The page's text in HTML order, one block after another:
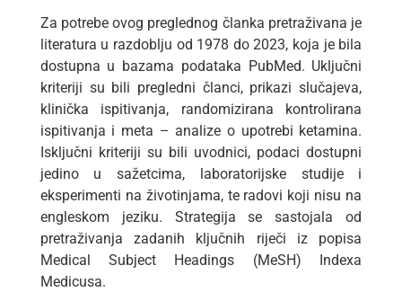
Za potrebe ovog preglednog članka pretraživana je
literatura u razdoblju od 1978 do 2023, koja je bila
dostupna u bazama podataka PubMed. Uključni
kriteriji su bili pregledni članci, prikazi slučajeva,
klinička ispitivanja, randomizirana kontrolirana
ispitivanja i meta – analize o upotrebi ketamina.
Isključni kriteriji su bili uvodnici, podaci dostupni
jedino u sažetcima, laboratorijske studije i
eksperimenti na životinjama, te radovi koji nisu na
engleskom jeziku. Strategija se sastojala od
pretraživanja zadanih ključnih riječi iz popisa
Medical Subject Headings (MeSH) Indexa
Medicusa.